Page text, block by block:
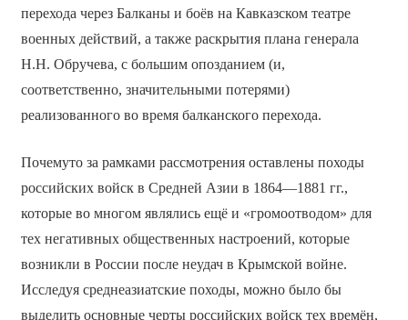
перехода через Балканы и боёв на Кавказском театре
военных действий, а также раскрытия плана генерала
Н.Н. Обручева, с большим опозданием (и,
соответственно, значительными потерями)
реализованного во время балканского перехода.
Почему­то за рамками рассмотрения оставлены походы
российских войск в Средней Азии в 1864—1881 гг.,
которые во многом являлись ещё и «громоотводом» для
тех негативных общественных настроений, которые
возникли в России после неудач в Крымской войне.
Исследуя среднеазиатские походы, можно было бы
выделить основные черты российских войск тех времён,